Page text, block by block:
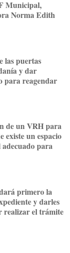
Municipal,
Norma Edith
las puertas
y dar
para reagendar
de un VRH para
existe un espacio
adecuado para
primero la
y darles
realizar el trámite